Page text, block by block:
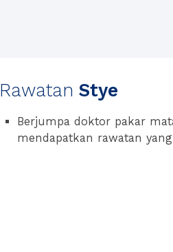
Rawatan Stye
Berjumpa doktor pakar
mendapatkan rawatan